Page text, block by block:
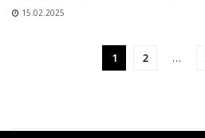
15.02.2025
1 2 …